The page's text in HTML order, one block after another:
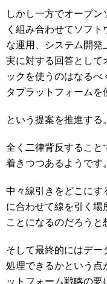
しかし一方でオープン
く組み合わせてソフ
な運用、システム開発
実に対する回答として
ックを使うのはなる
タプラットフォームを
という提案を推進する。
全く二律背反すること
着きつつあるようです。
中々線引きをどこにす
に合わせて線を引く場
ことになるのだろうと
そして最終的にはデー
処理できるかという点
ットフォーム戦略の要